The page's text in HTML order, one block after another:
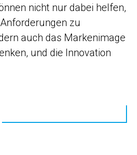
nicht nur dabei helfen,
zu
auch das Markenimage
und die Innovation